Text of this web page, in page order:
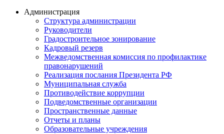
Администрация
Структура администрации
Руководители
Градостроительное зонирование
Кадровый резерв
Межведомственная комиссия по профилактике
правонарушений
Реализация послания Президента РФ
Муниципальная служба
Противодействие коррупции
Подведомственные организации
Пространственные данные
Отчеты и планы
Образовательные учреждения